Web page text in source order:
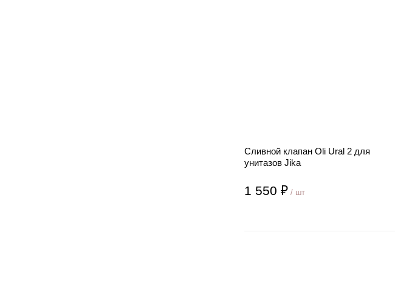
Сливной клапан Oli Ural 2 для
унитазов Jika
1 550 ₽ / шт